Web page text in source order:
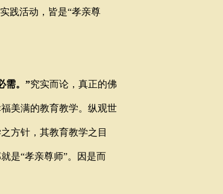
践活动，皆是“孝亲尊
。 ”究实而论，真正的佛
美满的教育教学。纵观世
方针，其教育教学之目
是“孝亲尊师”。因是而